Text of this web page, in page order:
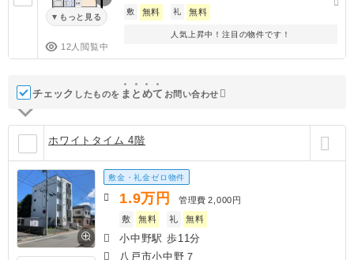
もっと見る
12人閲覧中
敷 無料 礼 無料
人気上昇中！注目の物件です！
チェック したものを ま と めて お問い合わせ
ホワイトタイム 4階
敷金・礼金ゼロ物件
1.9万円 管理費 2,000円
敷
無料 礼 無料
小中野駅 歩11分
八戸市小中野７